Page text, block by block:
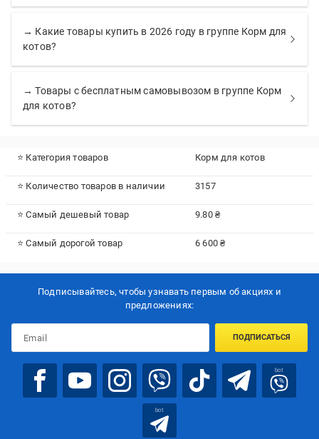
→ Какие товары купить в 2026 году в группе Корм для
котов?
→ Товары с бесплатным самовывозом в группе Корм
для котов?
⭐ Категория товаров Корм для котов
⭐ Количество товаров в наличии 3157
⭐ Самый дешевый товар 9.80 ₴
⭐ Самый дорогой товар 6 600 ₴
Подписывайтесь, чтобы узнавать первым об акцияx и
предложениях:
ПОДПИСАТЬСЯ
bot
bot